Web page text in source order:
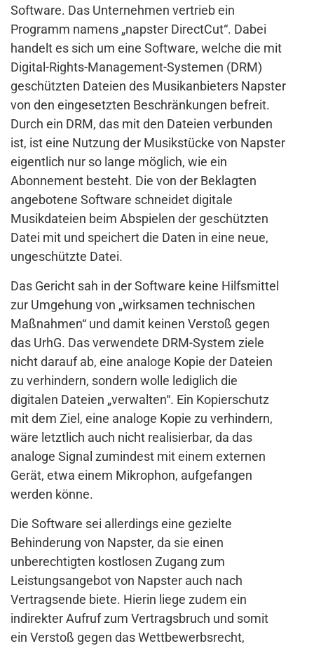
Software. Das Unternehmen vertrieb ein
Programm namens „napster DirectCut“. Dabei
handelt es sich um eine Software, welche die mit
Digital-Rights-Management-Systemen (DRM)
geschützten Dateien des Musikanbieters Napster
von den eingesetzten Beschränkungen befreit.
Durch ein DRM, das mit den Dateien verbunden
ist, ist eine Nutzung der Musikstücke von Napster
eigentlich nur so lange möglich, wie ein
Abonnement besteht. Die von der Beklagten
angebotene Software schneidet digitale
Musikdateien beim Abspielen der geschützten
Datei mit und speichert die Daten in eine neue,
ungeschützte Datei.
Das Gericht sah in der Software keine Hilfsmittel
zur Umgehung von „wirksamen technischen
Maßnahmen“ und damit keinen Verstoß gegen
das UrhG. Das verwendete DRM-System ziele
nicht darauf ab, eine analoge Kopie der Dateien
zu verhindern, sondern wolle lediglich die
digitalen Dateien „verwalten“. Ein Kopierschutz
mit dem Ziel, eine analoge Kopie zu verhindern,
wäre letztlich auch nicht realisierbar, da das
analoge Signal zumindest mit einem externen
Gerät, etwa einem Mikrophon, aufgefangen
werden könne.
Die Software sei allerdings eine gezielte
Behinderung von Napster, da sie einen
unberechtigten kostlosen Zugang zum
Leistungsangebot von Napster auch nach
Vertragsende biete. Hierin liege zudem ein
indirekter Aufruf zum Vertragsbruch und somit
ein Verstoß gegen das Wettbewerbsrecht,